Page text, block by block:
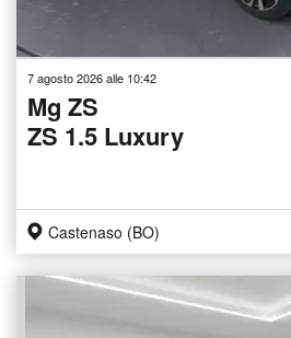
7 agosto 2026 alle 10:42
Mg ZS
ZS 1.5 Luxury
Castenaso (BO)